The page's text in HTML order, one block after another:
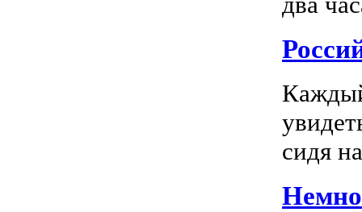
сидя